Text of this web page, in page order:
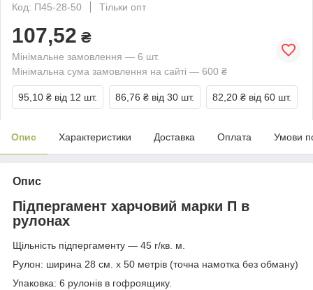
Код: П45-28-50
Тільки опт
107,52 ₴
Мінімальне замовлення — 6 шт.
Мінімальна сума замовлення на сайті — 600 ₴
95,10 ₴ від 12 шт. 86,76 ₴ від 30 шт. 82,20 ₴ від 60 шт.
Опис Характеристики Доставка Оплата Умови
Опис
Підпергамент харчовий марки П в
рулонах
Щільність підпергаменту — 45 г/кв. м.
Рулон: ширина 28 см. х 50 метрів (точна намотка без обману)
Упаковка: 6 рулонів в гофроящику.